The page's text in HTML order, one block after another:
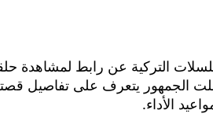
التركية عن رابط لمشاهدة
المثيرة التي جعلت الجمهور يتعرف
الأداء.